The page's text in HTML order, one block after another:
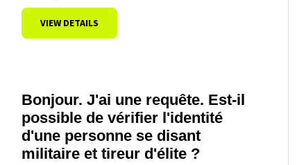
VIEW DETAILS
Bonjour. J'ai une requête. Est-il
possible de vérifier l'identité
d'une personne se disant
militaire et tireur d'élite ?